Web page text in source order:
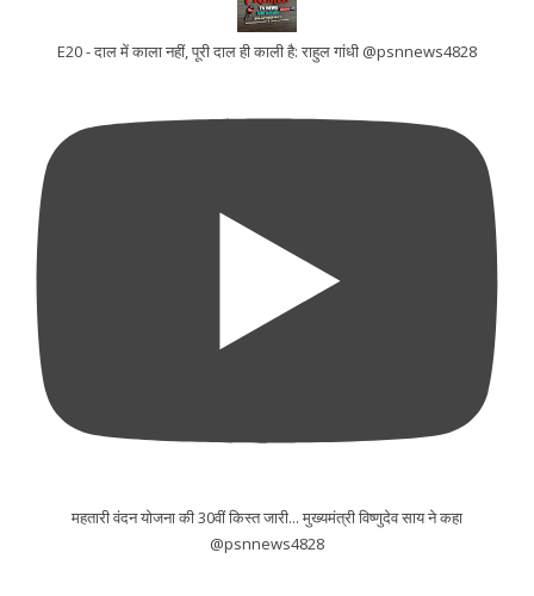
E20 - दाल में काला नहीं, पूरी दाल ही काली है: राहुल गांधी @psnnews4828
महतारी वंदन योजना की 30वीं किस्त जारी... मुख्यमंत्री विष्णुदेव साय ने कहा
@psnnews4828